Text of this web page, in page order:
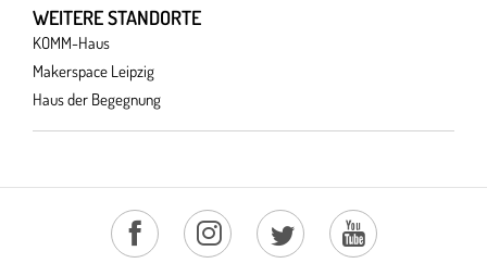
WEITERE STANDORTE
KOMM-Haus
Makerspace Leipzig
Haus der Begegnung